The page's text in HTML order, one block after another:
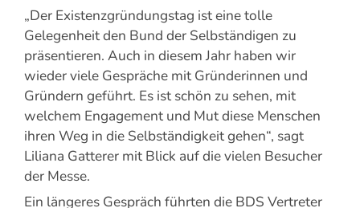
„Der Existenzgründungstag ist eine tolle
Gelegenheit den Bund der Selbständigen zu
präsentieren. Auch in diesem Jahr haben wir
wieder viele Gespräche mit Gründerinnen und
Gründern geführt. Es ist schön zu sehen, mit
welchem Engagement und Mut diese Menschen
ihren Weg in die Selbständigkeit gehen“, sagt
Liliana Gatterer mit Blick auf die vielen Besucher
der Messe.
Ein längeres Gespräch führten die BDS Vertreter